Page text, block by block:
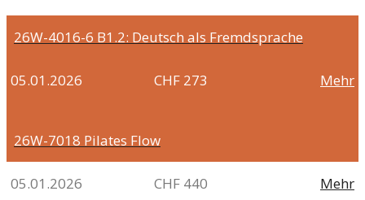
26W-4016-6 B1.2: Deutsch als Fremdsprache
05.01.2026 CHF 273 Mehr
26W-7018 Pilates Flow
05.01.2026 CHF 440 Mehr